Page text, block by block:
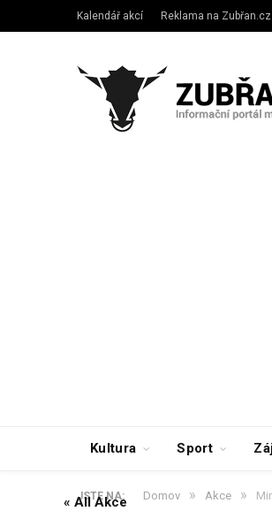
Kalendář akcí Reklama na Zubřan.cz
Kultura Sport
JSTE NA: Domov » Akce »
« All Akce